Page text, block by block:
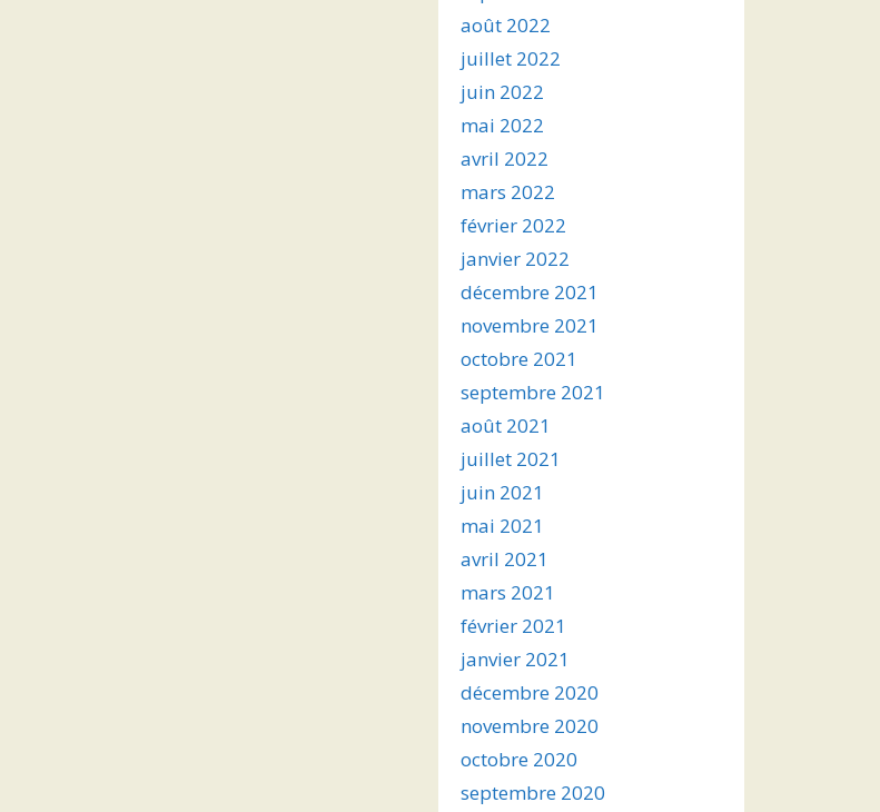
août 2022
juillet 2022
juin 2022
mai 2022
avril 2022
mars 2022
février 2022
janvier 2022
décembre 2021
novembre 2021
octobre 2021
septembre 2021
août 2021
juillet 2021
juin 2021
mai 2021
avril 2021
mars 2021
février 2021
janvier 2021
décembre 2020
novembre 2020
octobre 2020
septembre 2020